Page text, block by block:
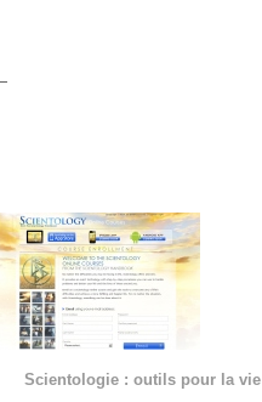
Scientologie : outils pour la vie